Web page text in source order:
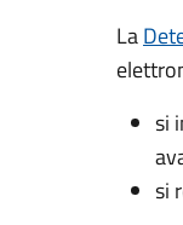
La
si
si